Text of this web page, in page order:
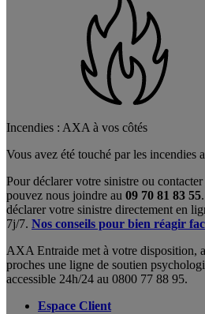
Incendies : AXA à vos côtés
Vous avez été touché par les incendies
Pour déclarer votre sinistre ou
pouvez nous joindre au 09 70 81 83 55
déclarer votre sinistre directement en
7j/7. Nos conseils pour bien réagir
AXA Entraide met à votre disposition,
proches une ligne de soutien
accessible 24h/24 au 0800 77 88 95.
Espace Client